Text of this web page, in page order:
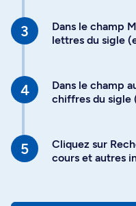
Dans le champ
lettres du sigle
Dans le champ
chiffres du sigle
Cliquez sur
cours et autres